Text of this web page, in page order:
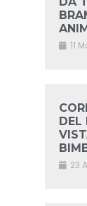
11
DEL
23